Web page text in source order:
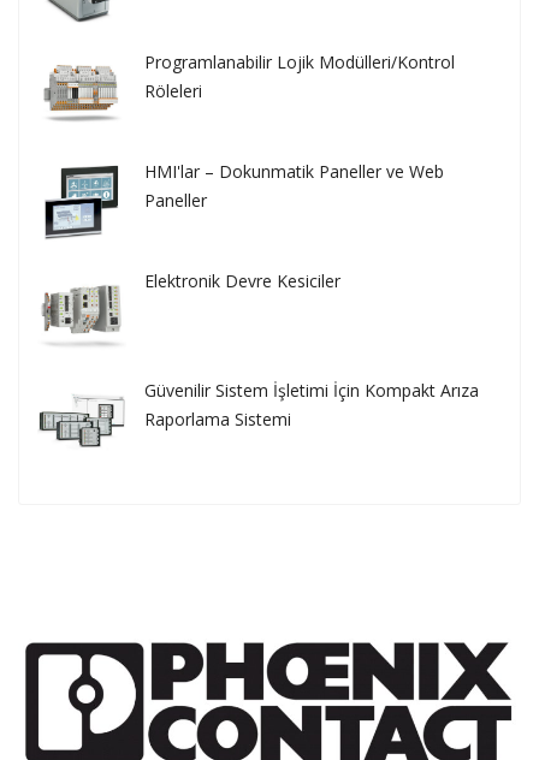
Programlanabilir Lojik Modülleri/Kontrol
Röleleri
HMI'lar – Dokunmatik Paneller ve Web
Paneller
Elektronik Devre Kesiciler
Güvenilir Sistem İşletimi İçin Kompakt Arıza
Raporlama Sistemi